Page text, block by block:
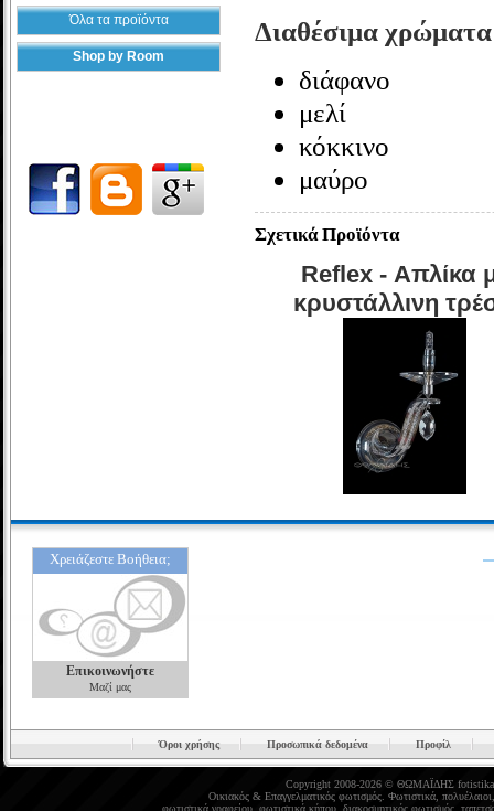
Όλα τα προϊόντα
Shop by Room
Διαθέσιμα
διάφανο
μελί
κόκκινο
μαύρο
Σχετικά Προϊόντα
Reflex - Απλίκα
κρυστάλλινη
Χρειάζεστε Βοήθεια;
Επικοινωνήστε
Μαζί μας
Όροι χρήσης Προσωπικά δεδομένα Προφίλ
Copyright 2008-2026 © ΘΩΜΑΪΔΗΣ
Οικιακός& Επαγγελματικός φωτισμός. Φωτιστικά, πολυέλαιοι
φωτιστικά γραφείου, φωτιστικά κήπου, διακοσμητικός φωτισμός,